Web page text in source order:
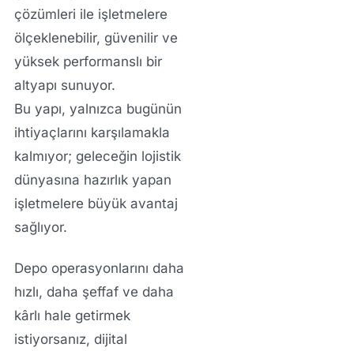
çözümleri ile işletmelere
ölçeklenebilir, güvenilir ve
yüksek performanslı bir
altyapı sunuyor.
Bu yapı, yalnızca bugünün
ihtiyaçlarını karşılamakla
kalmıyor; geleceğin lojistik
dünyasına hazırlık yapan
işletmelere büyük avantaj
sağlıyor.
Depo operasyonlarını daha
hızlı, daha şeffaf ve daha
kârlı hale getirmek
istiyorsanız, dijital